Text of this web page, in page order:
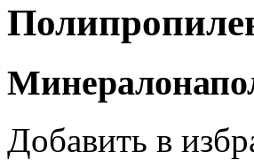
Добавить в